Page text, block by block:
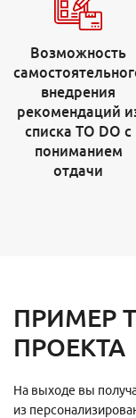
Возможность
внедрения
рекомендаций
списка TO DO с
пониманием
отдачи
ПРИМЕР
ПРОЕКТА
На выходе вы
из